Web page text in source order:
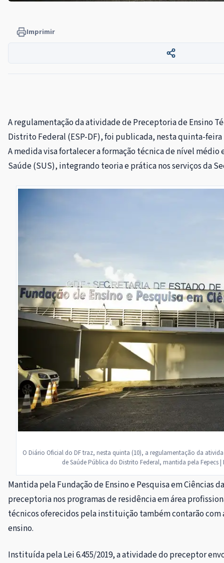
Imprimir
A regulamentação da atividade de Preceptoria de Ensino
Distrito Federal (ESP-DF), foi publicada, nesta quinta-feira
A medida visa fortalecer a formação técnica de nível médio
Saúde (SUS), integrando teoria e prática nos serviços da
O Diário Oficial do DF traz, nesta quinta (10), a regulamentação da
de Saúde Pública do Distrito Federal, mantida pela Fepecs
Mantida pela Fundação de Ensino e Pesquisa em Ciências
preceptoria nos programas de residência em área
técnicos oferecidos pela instituição também contarão com
ensino.
Instituída pela Lei 6.455/2019, a atividade do preceptor